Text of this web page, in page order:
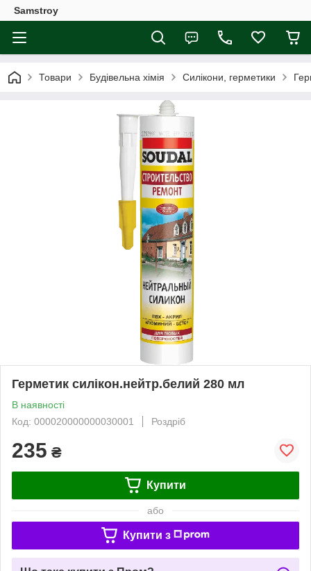
Samstroy
Товари Будівельна хімія Силікони, герметики
Герметик силікон.нейтр.белий 280 мл
В наявності
Код: 000020000000030001
Роздріб
235 ₴
Купити
або
Купити з